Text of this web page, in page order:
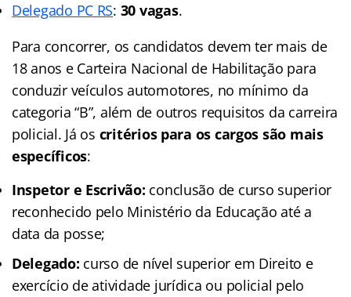
Delegado PC RS: 30 vagas.
Para concorrer, os candidatos devem ter mais de
18 anos e Carteira Nacional de Habilitação para
conduzir veículos automotores, no mínimo da
categoria “B”, além de outros requisitos da carreira
policial. Já os critérios para os cargos são mais
específicos:
Inspetor e Escrivão: conclusão de curso superior
reconhecido pelo Ministério da Educação até a
data da posse;
Delegado: curso de nível superior em Direito e
exercício de atividade jurídica ou policial pelo